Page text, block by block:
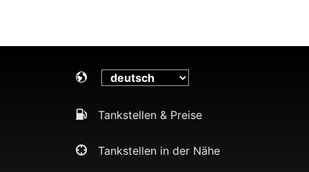
Tankstellen & Preise
Tankstellen in der Nähe